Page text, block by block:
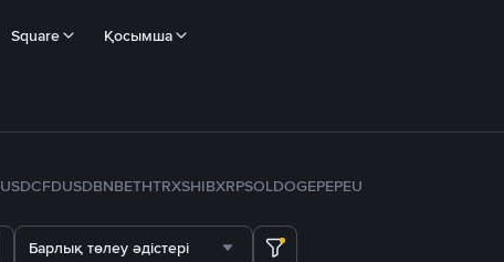
Square Қосымша
USDCFDUSDBNBETHTRXSHIBXRPSOLDOGEPEPEU
Барлық төлеу әдістері